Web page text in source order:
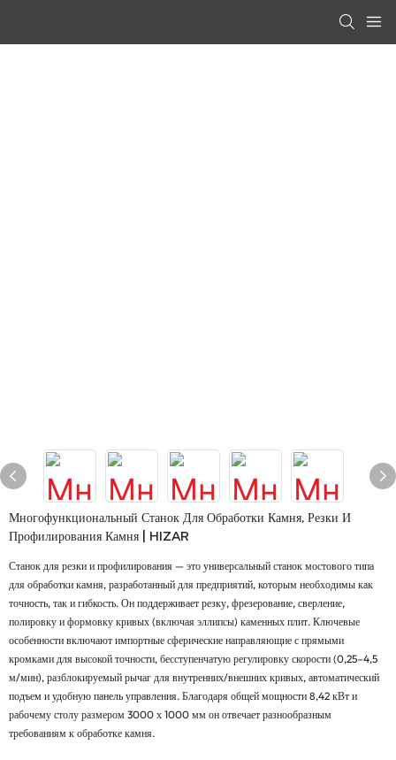
Многофункциональный Станок Для Обработки Камня, Резки И
Профилирования Камня | HIZAR
Станок для резки и профилирования — это универсальный станок мостового типа
для обработки камня, разработанный для предприятий, которым необходимы как
точность, так и гибкость. Он поддерживает резку, фрезерование, сверление,
полировку и формовку кривых (включая эллипсы) каменных плит. Ключевые
особенности включают импортные сферические направляющие с прямыми
кромками для высокой точности, бесступенчатую регулировку скорости (0,25–4,5
м/мин), разблокируемый рычаг для внутренних/внешних кривых, автоматический
подъем и удобную панель управления. Благодаря общей мощности 8,42 кВт и
рабочему столу размером 3000 х 1000 мм он отвечает разнообразным
требованиям к обработке камня.